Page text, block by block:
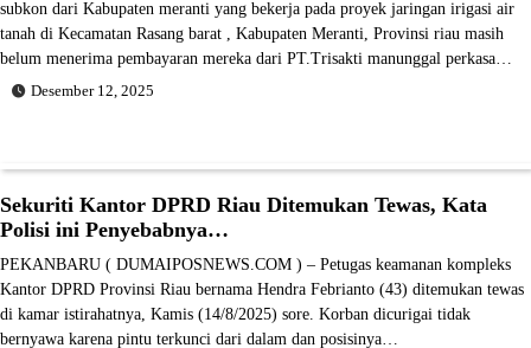
subkon dari Kabupaten meranti yang bekerja pada proyek jaringan irigasi air
tanah di Kecamatan Rasang barat , Kabupaten Meranti, Provinsi riau masih
belum menerima pembayaran mereka dari PT.Trisakti manunggal perkasa…
Desember 12, 2025
Sekuriti Kantor DPRD Riau Ditemukan Tewas, Kata
Polisi ini Penyebabnya…
PEKANBARU ( DUMAIPOSNEWS.COM ) – Petugas keamanan kompleks
Kantor DPRD Provinsi Riau bernama Hendra Febrianto (43) ditemukan tewas
di kamar istirahatnya, Kamis (14/8/2025) sore. Korban dicurigai tidak
bernyawa karena pintu terkunci dari dalam dan posisinya…